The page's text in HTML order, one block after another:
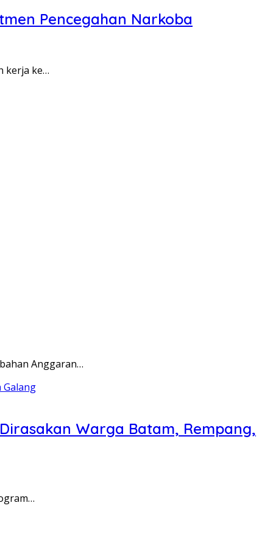
Pencegahan Narkoba
kerja ke…
Anggaran…
Warga Batam, Rempang,